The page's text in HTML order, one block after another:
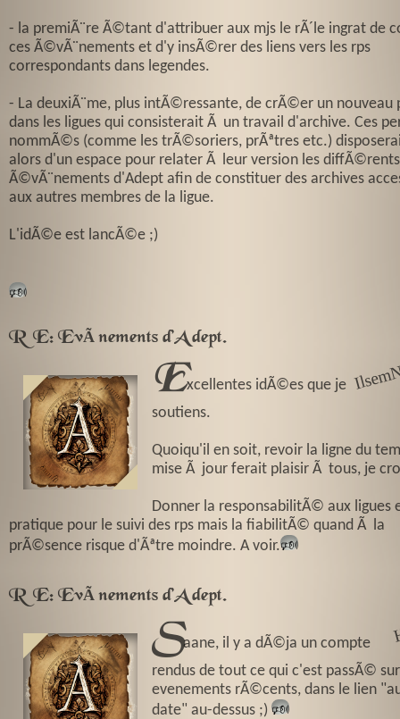
- la premiÃ¨re Ã©tant d'attribuer aux mjs le rÃ´le ingrat de
ces Ã©vÃ¨nements et d'y insÃ©rer des liens vers les rps
correspondants dans legendes.
- La deuxiÃ¨me, plus intÃ©ressante, de crÃ©er un nouveau
dans les ligues qui consisterait Ã un travail d'archive. Ces
nommÃ©s (comme les trÃ©soriers, prÃªtres etc.)
alors d'un espace pour relater Ã leur version les diffÃ©rents
Ã©vÃ¨nements d'Adept afin de constituer des archives
aux autres membres de la ligue.
L'idÃ©e est lancÃ©e ;)
🕬
RE: EvÃ¨nements d'Adept.
Ils
e
m
N
at
h
a
ni
Excellentes idÃ©es que je
soutiens.
Quoiqu'il en soit, revoir la ligne du
mise Ã jour ferait plaisir Ã tous, je
Donner la responsabilitÃ© aux ligues
pratique pour le suivi des rps mais la fiabilitÃ© quand Ã la
prÃ©sence risque d'Ãªtre moindre. A voir.🕬
RE: EvÃ¨nements d'Adept.
Saane, il y a dÃ©ja un compte
rendus de tout ce qui c'est passÃ©
evenements rÃ©cents, dans le lien
date" au-dessus ;) 🕬